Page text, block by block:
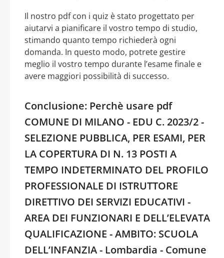
Il nostro pdf con i quiz è stato progettato per
aiutarvi a pianificare il vostro tempo di studio,
stimando quanto tempo richiederà ogni
domanda. In questo modo, potrete gestire
meglio il vostro tempo durante l’esame finale e
avere maggiori possibilità di successo.
Conclusione: Perchè usare pdf
COMUNE DI MILANO - EDU C. 2023/2 -
SELEZIONE PUBBLICA, PER ESAMI, PER
LA COPERTURA DI N. 13 POSTI A
TEMPO INDETERMINATO DEL PROFILO
PROFESSIONALE DI ISTRUTTORE
DIRETTIVO DEI SERVIZI EDUCATIVI -
AREA DEI FUNZIONARI E DELL’ELEVATA
QUALIFICAZIONE - AMBITO: SCUOLA
DELL’INFANZIA - Lombardia - Comune